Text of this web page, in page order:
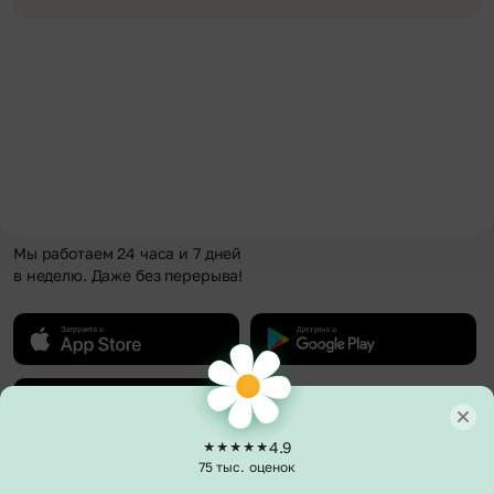
Мы работаем 24 часа и 7 дней
в неделю. Даже без перерыва!
4.9
75 тыс. оценок